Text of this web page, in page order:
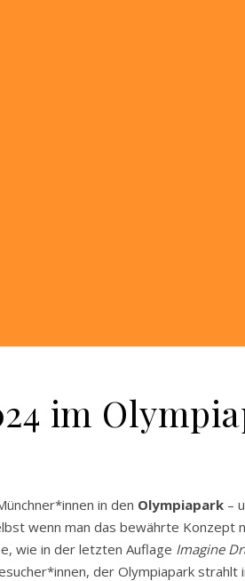
im
in den Olympiapark –
wenn man das bewährte
wie in der letzten Auflage Imagine
der Olympiapark